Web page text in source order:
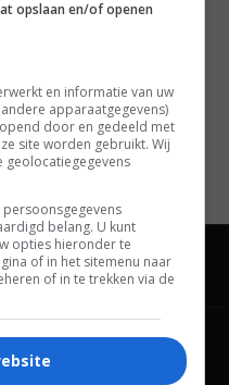
opslaan en/of openen
en informatie van uw
apparaatgegevens)
door en gedeeld met
site worden gebruikt. Wij
geolocatiegegevens
belang. U kunt
opties hieronder te
of in het sitemenu naar
of in te trekken via de